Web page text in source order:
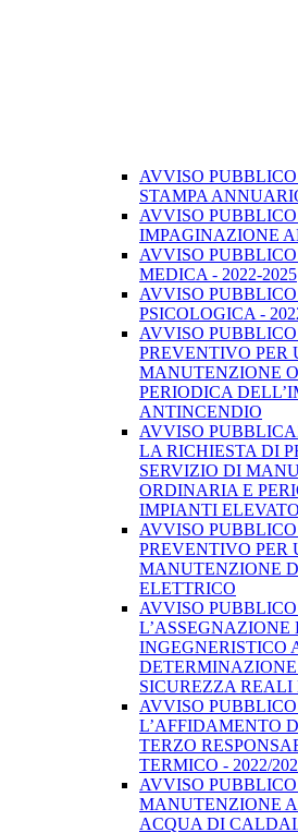
AVVISO
STAMPA
AVVISO
IMPAGINAZIONE
AVVISO
MEDICA - 2022-2025
AVVISO
PSICOLOGICA -
AVVISO
PREVENTIVO PER
MANUTENZIONE
PERIODICA
ANTINCENDIO
AVVISO
LA RICHIESTA DI
SERVIZIO DI
ORDINARIA E
IMPIANTI
AVVISO
PREVENTIVO PER
MANUTENZIONE
ELETTRICO
AVVISO PUBBLICO
INGEGNERISTICO
SICUREZZA
AVVISO PUBBLICO
L’AFFIDAMENTO
TERZO
TERMICO - 2022/
AVVISO
MANUTENZIONE
ACQUA DI